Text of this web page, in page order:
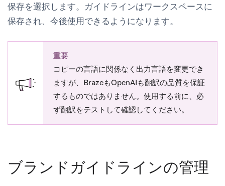
保存を選択します。ガイドラインはワークスペースに
保存され、今後使用できるようになります。
重要
コピーの言語に関係なく出力言語を変更でき
ますが、BrazeもOpenAIも翻訳の品質を保証
するものではありません。使用する前に、必
ず翻訳をテストして確認してください。
ブランドガイドラインの管理